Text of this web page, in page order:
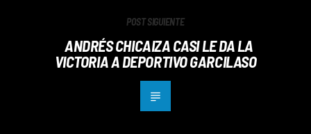
POST SIGUIENTE
ANDRÉS CHICAIZA CASI LE DA LA
VICTORIA A DEPORTIVO GARCILASO